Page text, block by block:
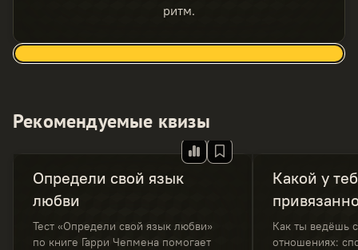
ритм.
Рекомендуемые квизы
Определи свой язык
любви
Тест «Определи свой язык любви»
по книге Гарри Чепмена помогает
Какой у
Как ты ведёшь
отношениях: